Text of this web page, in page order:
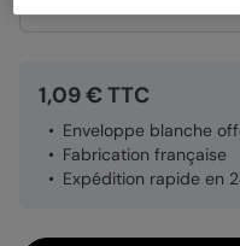
1,09 € TTC
Enveloppe blanche
Fabrication française
Expédition rapide en